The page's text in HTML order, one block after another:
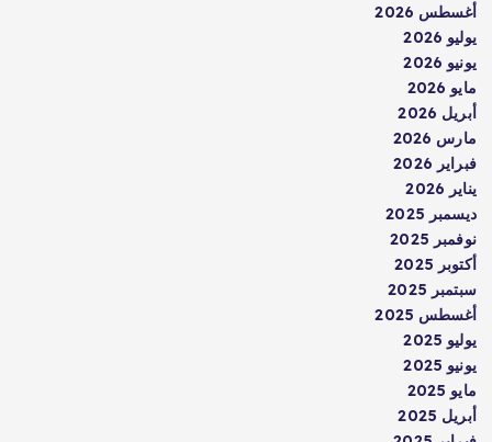
أغسطس 2026
يوليو 2026
يونيو 2026
مايو 2026
أبريل 2026
مارس 2026
فبراير 2026
يناير 2026
ديسمبر 2025
نوفمبر 2025
أكتوبر 2025
سبتمبر 2025
أغسطس 2025
يوليو 2025
يونيو 2025
مايو 2025
أبريل 2025